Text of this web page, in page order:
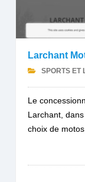
Larchant
SPORTS ET
Le
Larchant,
choix de